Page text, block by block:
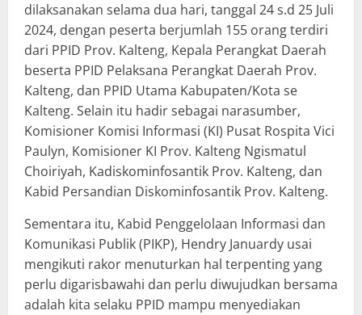
dilaksanakan selama dua hari, tanggal 24 s.d 25 Juli
2024, dengan peserta berjumlah 155 orang terdiri
dari PPID Prov. Kalteng, Kepala Perangkat Daerah
beserta PPID Pelaksana Perangkat Daerah Prov.
Kalteng, dan PPID Utama Kabupaten/Kota se
Kalteng. Selain itu hadir sebagai narasumber,
Komisioner Komisi Informasi (KI) Pusat Rospita Vici
Paulyn, Komisioner KI Prov. Kalteng Ngismatul
Choiriyah, Kadiskominfosantik Prov. Kalteng, dan
Kabid Persandian Diskominfosantik Prov. Kalteng.
Sementara itu, Kabid Penggelolaan Informasi dan
Komunikasi Publik (PIKP), Hendry Januardy usai
mengikuti rakor menuturkan hal terpenting yang
perlu digarisbawahi dan perlu diwujudkan bersama
adalah kita selaku PPID mampu menyediakan